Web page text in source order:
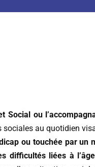
Social ou
sociales au quotidien
ou touchée par un
difficultés liées à l’âge